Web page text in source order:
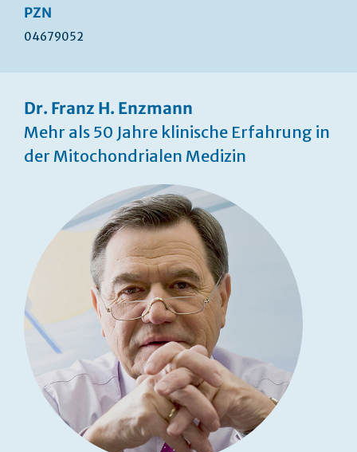
PZN
04679052
Dr. Franz H. Enzmann
Mehr als 50 Jahre klinische Erfahrung in
der Mitochondrialen Medizin